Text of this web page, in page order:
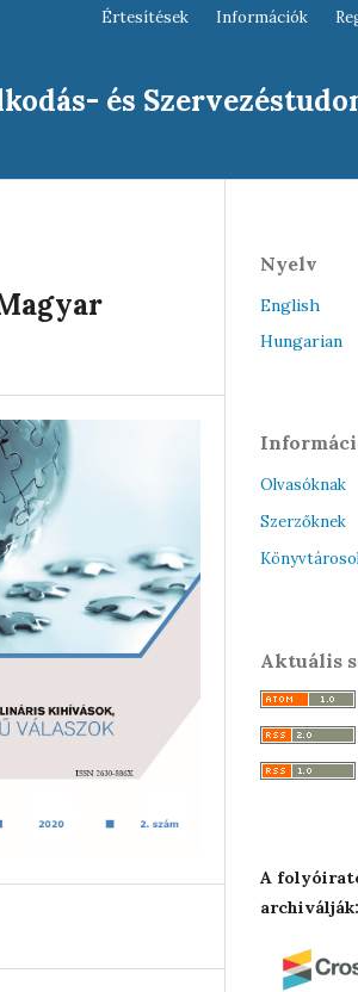
és
Értesítések Információk
Nyelv
English
Hungarian
Olvasóknak
Szerzőknek
Aktuális
A
archiválják: